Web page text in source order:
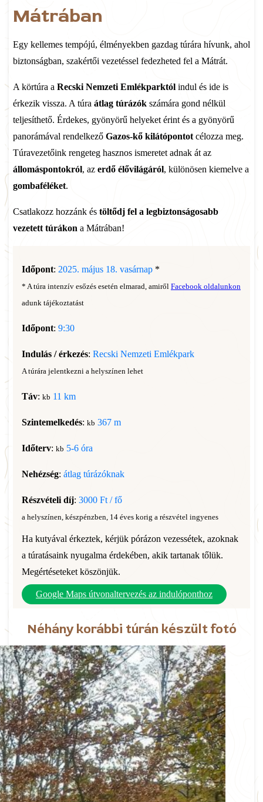
Mátrában
Egy kellemes tempójú, élményekben gazdag túrára hívunk, ahol
biztonságban, szakértői vezetéssel fedezheted fel a Mátrát.
A körtúra a Recski Nemzeti Emlékparktól indul és ide is
érkezik vissza. A túra átlag túrázók számára gond nélkül
teljesíthető. Érdekes, gyönyörű helyeket érint és a gyönyörű
panorámával rendelkező Gazos-kő kilátópontot célozza meg.
Túravezetőink rengeteg hasznos ismeretet adnak át az
állomáspontokról, az erdő élővilágáról, különösen kiemelve a
gombaféléket.
Csatlakozz hozzánk és töltődj fel a legbiztonságosabb
vezetett túrákon a Mátrában!
Időpont: 2025. május 18. vasárnap *
* A túra intenzív esőzés esetén elmarad, amiről Facebook oldalunkon
adunk tájékoztatást
Időpont: 9:30
Indulás / érkezés: Recski Nemzeti Emlékpark
A túrára jelentkezni a helyszínen lehet
Táv: kb 11 km
Szintemelkedés: kb 367 m
Időterv: kb 5-6 óra
Nehézség: átlag túrázóknak
Részvételi díj: 3000 Ft / fő
a helyszínen, készpénzben, 14 éves korig a részvétel ingyenes
Ha kutyával érkeztek, kérjük pórázon vezessétek, azoknak
a túratásaink nyugalma érdekében, akik tartanak tőlük.
Megértéseteket köszönjük.
Google Maps útvonaltervezés az indulóponthoz
Néhány korábbi túrán készült fotó